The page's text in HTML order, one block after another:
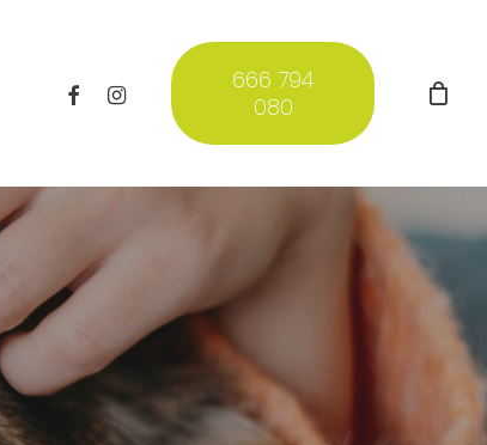
FACEBOOKINSTAGRAM
666 794
080